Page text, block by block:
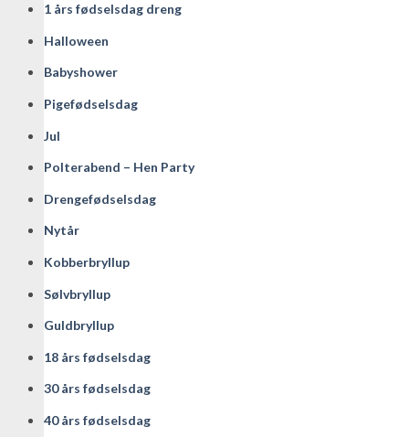
1 års fødselsdag dreng
Halloween
Babyshower
Pigefødselsdag
Jul
Polterabend – Hen Party
Drengefødselsdag
Nytår
Kobberbryllup
Sølvbryllup
Guldbryllup
18 års fødselsdag
30 års fødselsdag
40 års fødselsdag